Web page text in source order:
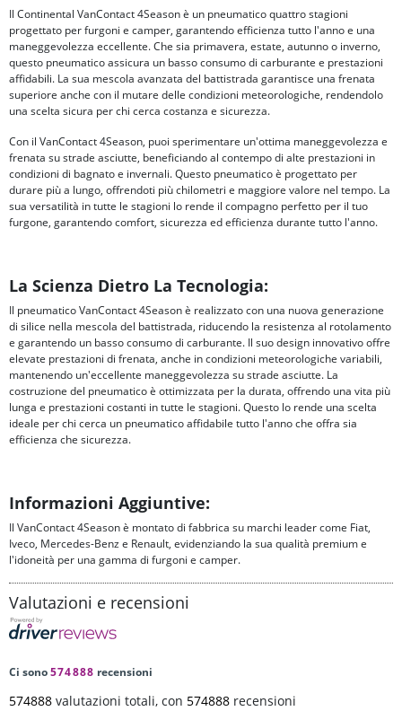
Il Continental VanContact 4Season è un pneumatico quattro stagioni
progettato per furgoni e camper, garantendo efficienza tutto l'anno e una
maneggevolezza eccellente. Che sia primavera, estate, autunno o inverno,
questo pneumatico assicura un basso consumo di carburante e prestazioni
affidabili. La sua mescola avanzata del battistrada garantisce una frenata
superiore anche con il mutare delle condizioni meteorologiche, rendendolo
una scelta sicura per chi cerca costanza e sicurezza.
Con il VanContact 4Season, puoi sperimentare un'ottima maneggevolezza e
frenata su strade asciutte, beneficiando al contempo di alte prestazioni in
condizioni di bagnato e invernali. Questo pneumatico è progettato per
durare più a lungo, offrendoti più chilometri e maggiore valore nel tempo. La
sua versatilità in tutte le stagioni lo rende il compagno perfetto per il tuo
furgone, garantendo comfort, sicurezza ed efficienza durante tutto l'anno.
La Scienza Dietro La Tecnologia:
Il pneumatico VanContact 4Season è realizzato con una nuova generazione
di silice nella mescola del battistrada, riducendo la resistenza al rotolamento
e garantendo un basso consumo di carburante. Il suo design innovativo offre
elevate prestazioni di frenata, anche in condizioni meteorologiche variabili,
mantenendo un'eccellente maneggevolezza su strade asciutte. La
costruzione del pneumatico è ottimizzata per la durata, offrendo una vita più
lunga e prestazioni costanti in tutte le stagioni. Questo lo rende una scelta
ideale per chi cerca un pneumatico affidabile tutto l'anno che offra sia
efficienza che sicurezza.
Informazioni Aggiuntive:
Il VanContact 4Season è montato di fabbrica su marchi leader come Fiat,
Iveco, Mercedes-Benz e Renault, evidenziando la sua qualità premium e
l'idoneità per una gamma di furgoni e camper.
Valutazioni e recensioni
Ci sono574888 recensioni
574888 valutazioni totali, con 574888 recensioni